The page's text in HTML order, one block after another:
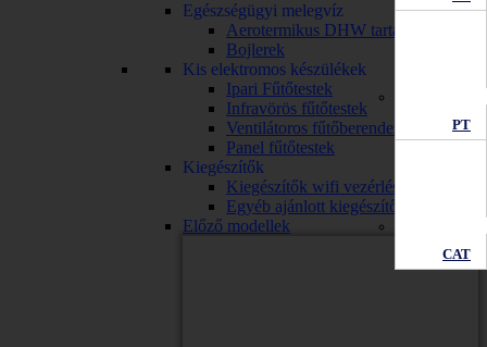
PT
CAT
Egészségügyi melegvíz
Aerotermikus DHW tartály
Bojlerek
Kis elektromos készülékek
Ipari Fűtőtestek
Infravörös fűtőtestek
Ventilátoros fűtőberendezések
Panel fűtőtestek
Kiegészítők
Kiegészítők wifi vezérléssel
Egyéb ajánlott kiegészítők
Előző modellek